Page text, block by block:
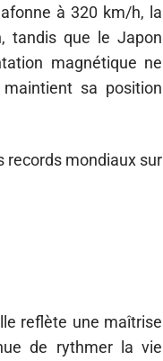
à 320 km/h, la
tandis que le Japon
magnétique ne
sa position
records mondiaux sur
reflète une maîtrise
de rythmer la vie